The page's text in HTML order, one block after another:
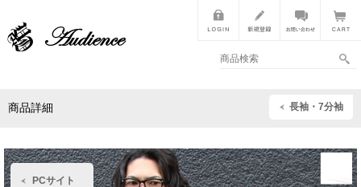
PCサイト
商品詳細 長袖・7分袖